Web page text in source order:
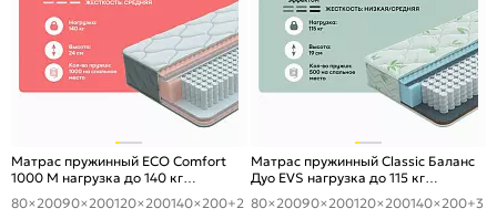
Матрас пружинный ECO Comfort
1000 M нагрузка до 140 кг
800x2000
80×20090×200120×200140×200+2
Матрас пружинный Classic Баланс
Дуо EVS нагрузка до 115 кг
800x2000
80×20090×200120×200140×200+3